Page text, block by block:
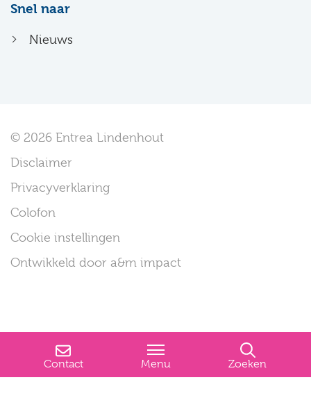
Snel naar
Nieuws
© 2026 Entrea Lindenhout
Disclaimer
Privacyverklaring
Colofon
Cookie instellingen
Ontwikkeld door a&m impact
Contact Menu Zoeken